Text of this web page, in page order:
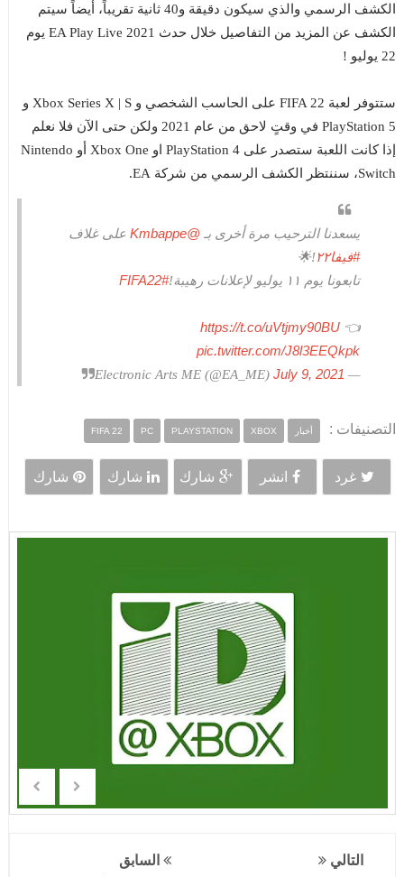
الكشف الرسمي والذي سيكون دقيقة و40 ثانية تقريباً، أيضاً سيتم
الكشف عن المزيد من التفاصيل خلال حدث EA Play Live 2021 يوم
22 يوليو !
ستتوفر لعبة FIFA 22 على الحاسب الشخصي و Xbox Series X | S و
PlayStation 5 في وقتٍ لاحق من عام 2021 ولكن حتى الآن فلا نعلم
إذا كانت اللعبة ستصدر على PlayStation 4 او Xbox One أو Nintendo
Switch، سننتظر الكشف الرسمي من شركة EA.
يسعدنا الترحيب مرة أخرى بـ @Kmbappe على غلاف
#فيفا٢٢
!🌟
تابعونا يوم ١١ يوليو لإعلانات رهيبة!
#FIFA22
👈
https://t.co/uVtjmy90BU
pic.twitter.com/J8l3EEQkpk
— Electronic Arts ME (@EA_ME)
July 9, 2021
التصنيفات : أخبار FIFA 22 PC PLAYSTATION XBOX
غرد انشر شارك شارك شارك
التالي
السابق